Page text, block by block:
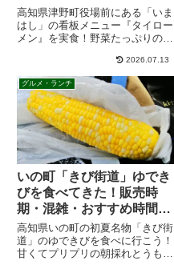
力・メニュー・営業時間を
紹介
高知県津野町役場前にある「いま
はし」の看板メニュー『タイロー
メン』を実食！野菜たっぷりの
頼みたい天津飯、店内の雰囲気、
駐車場情報をブログで詳しく紹介
します。国道197号線沿いのドラ
イブランチに最適なお店です。
2026.07.13
グルメ・ランチ
いの町「きび街道」ゆでき
びを食べてきた！販売時
期・混雑・おすすめ時間を
徹底解説
高知県いの町の初夏名物「きび街
道」のゆできびを食べに行こう！
甘くてプリプリの朝採れとうもろ